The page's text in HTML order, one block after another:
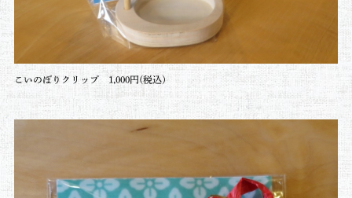
こいのぼりクリップ1,000円(税込)